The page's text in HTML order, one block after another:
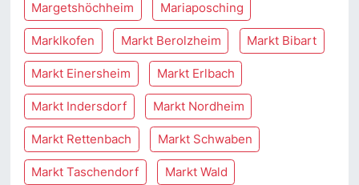
Margetshöchheim Mariaposching
Marklkofen Markt Berolzheim Markt Bibart
Markt Einersheim Markt Erlbach
Markt Indersdorf Markt Nordheim
Markt Rettenbach Markt Schwaben
Markt Taschendorf Markt Wald